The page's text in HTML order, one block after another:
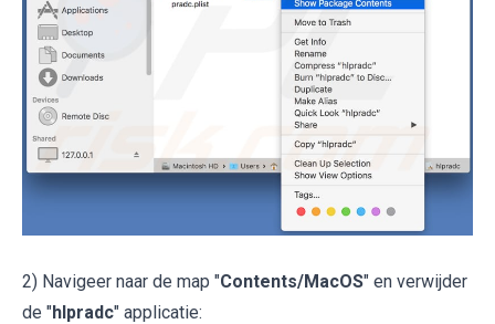
2) Navigeer naar de map "Contents/MacOS" en verwijder
de "hlpradc" applicatie: